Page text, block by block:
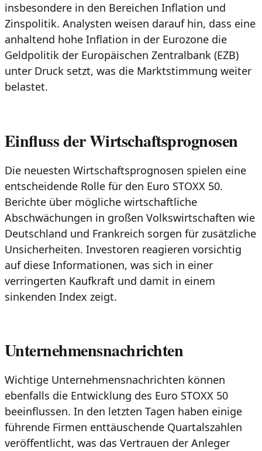
insbesondere in den Bereichen Inflation und
Zinspolitik. Analysten weisen darauf hin, dass eine
anhaltend hohe Inflation in der Eurozone die
Geldpolitik der Europäischen Zentralbank (EZB)
unter Druck setzt, was die Marktstimmung weiter
belastet.
Einfluss der Wirtschaftsprognosen
Die neuesten Wirtschaftsprognosen spielen eine
entscheidende Rolle für den Euro STOXX 50.
Berichte über mögliche wirtschaftliche
Abschwächungen in großen Volkswirtschaften wie
Deutschland und Frankreich sorgen für zusätzliche
Unsicherheiten. Investoren reagieren vorsichtig
auf diese Informationen, was sich in einer
verringerten Kaufkraft und damit in einem
sinkenden Index zeigt.
Unternehmensnachrichten
Wichtige Unternehmensnachrichten können
ebenfalls die Entwicklung des Euro STOXX 50
beeinflussen. In den letzten Tagen haben einige
führende Firmen enttäuschende Quartalszahlen
veröffentlicht, was das Vertrauen der Anleger